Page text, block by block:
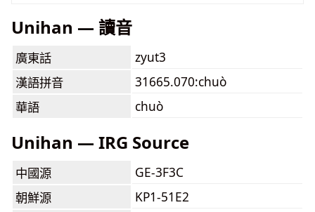
Unihan — 讀音
廣東話
zyut3
漢語拼音
31665.070:chuò
華語
chuò
Unihan — IRG Source
中國源
GE-3F3C
朝鮮源
KP1-51E2